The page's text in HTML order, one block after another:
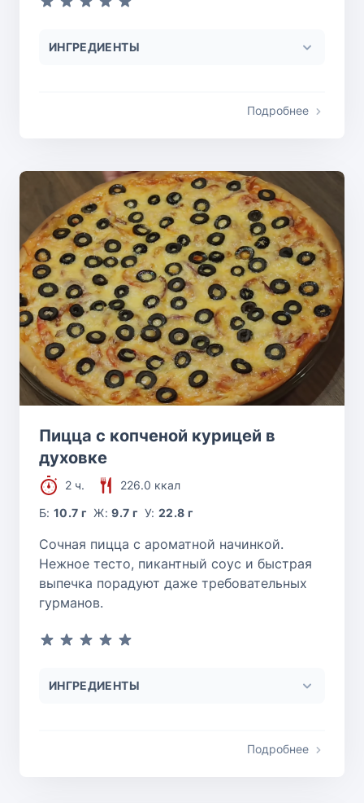
ИНГРЕДИЕНТЫ
Подробнее
Пицца с копченой курицей в
духовке
2 ч.
226.0 ккал
Б:10.7 г Ж:9.7 г У:22.8 г
Сочная пицца с ароматной начинкой.
Нежное тесто, пикантный соус и быстрая
выпечка порадуют даже требовательных
гурманов.
ИНГРЕДИЕНТЫ
Подробнее